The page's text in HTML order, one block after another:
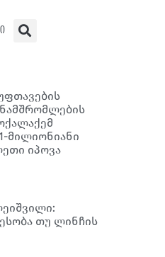
მილიონიანი
იპოვა
თუ ლინჩის